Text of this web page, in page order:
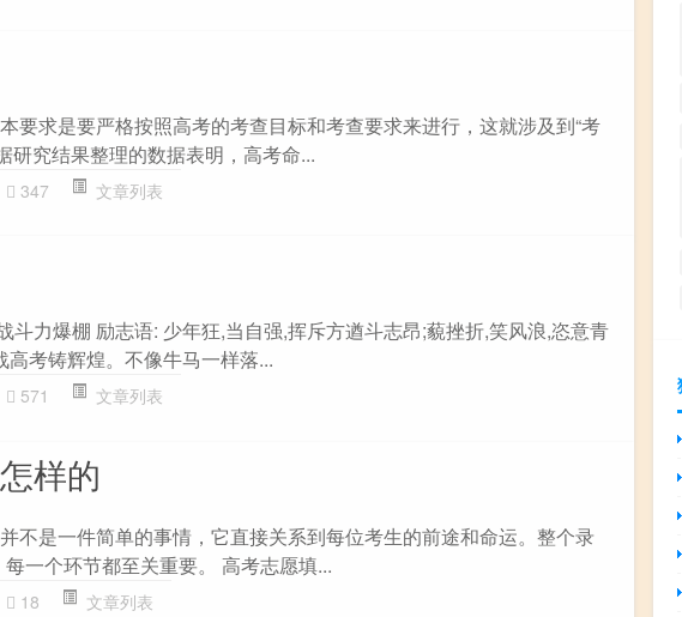
要求是要严格按照高考的考查目标和考查要求来进行，这就涉及到“考
研究结果整理的数据表明，高考命...
347 文章列表
斗力爆棚 励志语: 少年狂,当自强,挥斥方遒斗志昂;藐挫折,笑风浪,恣意青
考铸辉煌。不像牛马一样落...
571 文章列表
样的
不是一件简单的事情，它直接关系到每位考生的前途和命运。整个录
一个环节都至关重要。 高考志愿填...
18 文章列表